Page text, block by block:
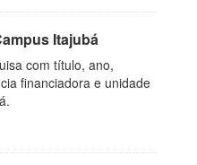
Itajubá
com título, ano,
financiadora e unidade